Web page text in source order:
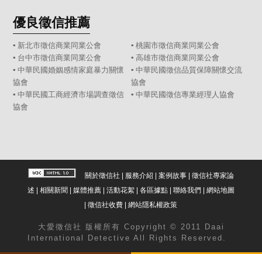
優良徵信推薦
▪ 新北市徵信商業同業公會
▪ 桃園市徵信商業同業公會
▪ 台中市徵信商業同業公會
▪ 高雄市徵信商業同業公會
▪ 中華民國婚姻感情家庭暴力關懷
協會
▪ 中華民國徵信品質保障關懷交流
協會
▪ 中華民國工商經濟市場調查徵信
協會
▪ 中華民國徵信專業經理人協會
關於徵信社 | 服務介紹| 案例故事| 徵信社專家論
述 | 相關新聞 | 媒體推薦| 活動花絮| 各區據點| 聯絡我們| 網站地圖
|徵信社收費 |網站隱私權政策
大愛 徵信社
版權所有 Copyright © 2011 Daai
International Detective All Rights Reserved.